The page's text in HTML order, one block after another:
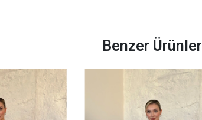
Benzer Ürünler